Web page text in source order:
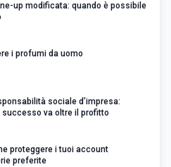
up modificata: quando è possibile
i profumi da uomo
sociale d’impresa:
successo va oltre il profitto
proteggere i tuoi account
preferite